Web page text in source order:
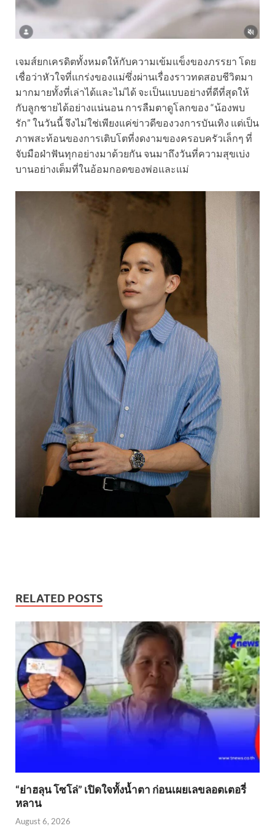
เจมส์ยกเครดิตทั้งหมดให้กับความเข้มแข็งของภรรยา โดย
เชื่อว่าหัวใจที่แกร่งของแม่ซึ่งผ่านเรื่องราวทดสอบชีวิตมา
มากมายทั้งที่เล่าได้และไม่ได้ จะเป็นแบบอย่างที่ดีที่สุดให้
กับลูกชายได้อย่างแน่นอน การลืมตาดูโลกของ “น้องพบ
รัก” ในวันนี้ จึงไม่ใช่เพียงแค่ข่าวดีของวงการบันเทิง แต่เป็น
ภาพสะท้อนของการเติบโตที่งดงามของครอบครัวเล็กๆ ที่
จับมือฝ่าฟันทุกอย่างมาด้วยกัน จนมาถึงวันที่ความสุขเบ่ง
บานอย่างเต็มที่ในอ้อมกอดของพ่อและแม่
RELATED POSTS
“ย่าฮลุน โซโล่” เปิดใจทั้งน้ำตา ก่อนเผยเลขลอตเตอรี่
หลาน
August 6, 2026